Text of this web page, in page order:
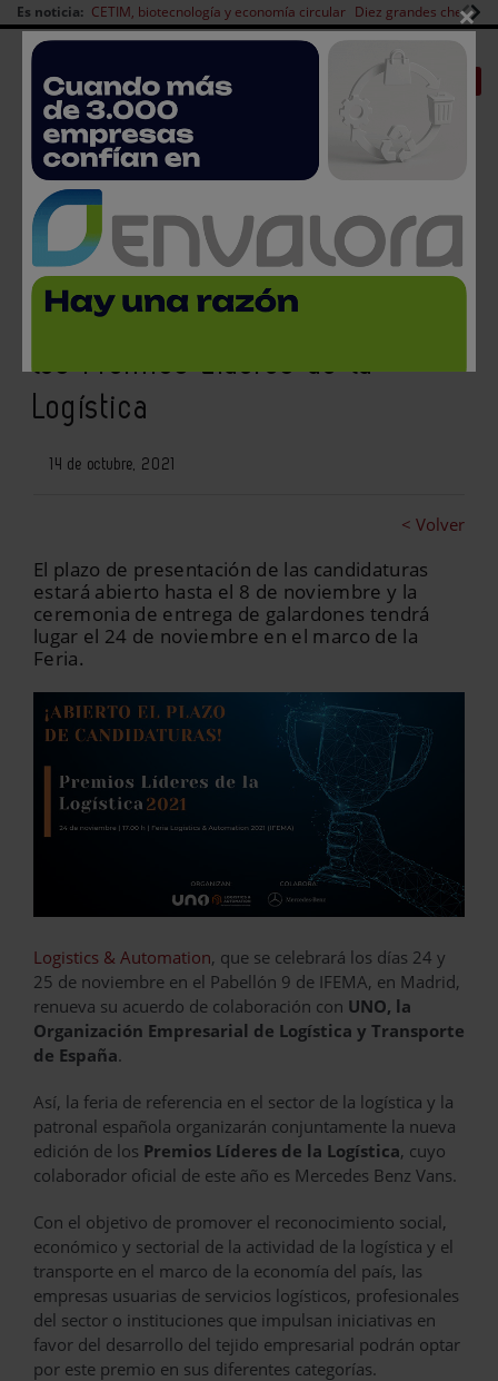
Es noticia: CETIM, biotecnología y economía circular Diez grandes chefs
Redes Sociales
Es noticia
| CANAL EMPLEO Login empresas Registro
Logistics & Automation Madrid
acogerá una nueva edición de
los Premios Líderes de la
Logística
14 de octubre, 2021
< Volver
El plazo de presentación de las candidaturas
estará abierto hasta el 8 de noviembre y la
ceremonia de entrega de galardones tendrá
lugar el 24 de noviembre en el marco de la
Feria.
Logistics & Automation, que se celebrará los días 24 y
25 de noviembre en el Pabellón 9 de IFEMA, en Madrid,
renueva su acuerdo de colaboración con UNO, la
Organización Empresarial de Logística y Transporte
de España.
Así, la feria de referencia en el sector de la logística y la
patronal española organizarán conjuntamente la nueva
edición de los Premios Líderes de la Logística, cuyo
colaborador oficial de este año es Mercedes Benz Vans.
Con el objetivo de promover el reconocimiento social,
económico y sectorial de la actividad de la logística y el
transporte en el marco de la economía del país, las
empresas usuarias de servicios logísticos, profesionales
del sector o instituciones que impulsan iniciativas en
favor del desarrollo del tejido empresarial podrán optar
por este premio en sus diferentes categorías.
×